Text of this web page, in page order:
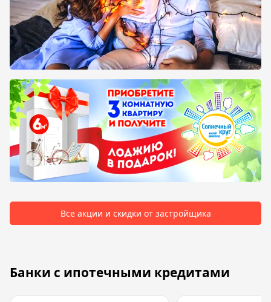
Все акции и скидки от застройщика
Банки с ипотечными кредитами